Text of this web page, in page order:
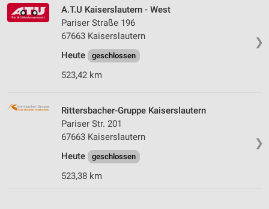
❯
A.T.U Kaiserslautern - West
Pariser Straße 196
67663 Kaiserslautern
Heute
geschlossen
523,42 km
❯
Rittersbacher-Gruppe Kaiserslautern
Pariser Str. 201
67663 Kaiserslautern
Heute
geschlossen
523,38 km